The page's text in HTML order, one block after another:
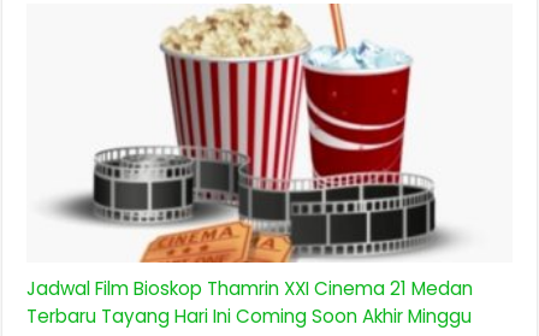
Jadwal Film Bioskop Thamrin XXI Cinema 21 Medan
Terbaru Tayang Hari Ini Coming Soon Akhir Minggu